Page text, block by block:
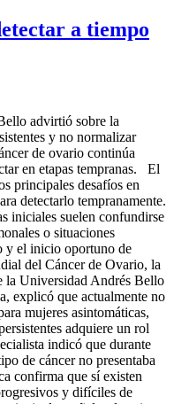
a tiempo
advirtió sobre la
y no normalizar
de ovario continúa
en etapas tempranas. El
principales desafíos en
detectarlo tempranamente.
iniciales suelen confundirse
o situaciones
y el inicio oportuno de
del Cáncer de Ovario, la
la Universidad Andrés Bello
explicó que actualmente no
mujeres asintomáticas,
adquiere un rol
indicó que durante
de cáncer no presentaba
confirma que sí existen
y difíciles de